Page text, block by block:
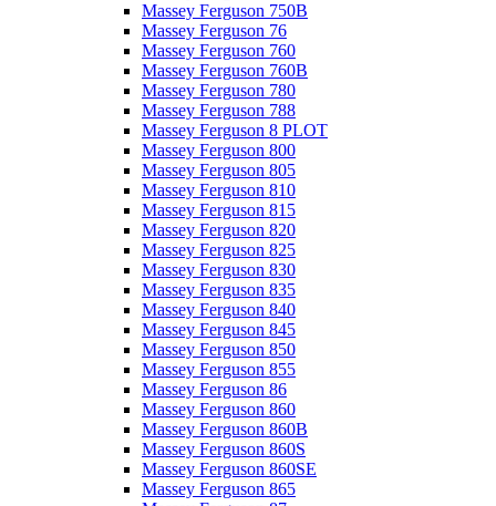
Massey Ferguson 750B
Massey Ferguson 76
Massey Ferguson 760
Massey Ferguson 760B
Massey Ferguson 780
Massey Ferguson 788
Massey Ferguson 8 PLOT
Massey Ferguson 800
Massey Ferguson 805
Massey Ferguson 810
Massey Ferguson 815
Massey Ferguson 820
Massey Ferguson 825
Massey Ferguson 830
Massey Ferguson 835
Massey Ferguson 840
Massey Ferguson 845
Massey Ferguson 850
Massey Ferguson 855
Massey Ferguson 86
Massey Ferguson 860
Massey Ferguson 860B
Massey Ferguson 860S
Massey Ferguson 860SE
Massey Ferguson 865